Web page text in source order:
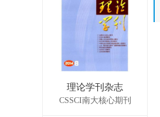
理论学刊杂志
CSSCI南大核心期刊